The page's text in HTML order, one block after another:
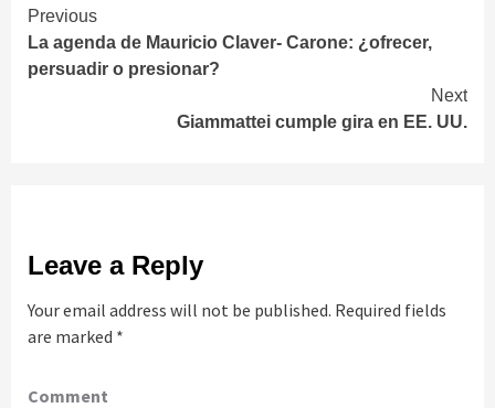
Continue
Reading
Previous
La agenda de Mauricio Claver- Carone: ¿ofrecer,
persuadir o presionar?
Next
Giammattei cumple gira en EE. UU.
Leave a Reply
Your email address will not be published. Required fields
are marked *
Comment